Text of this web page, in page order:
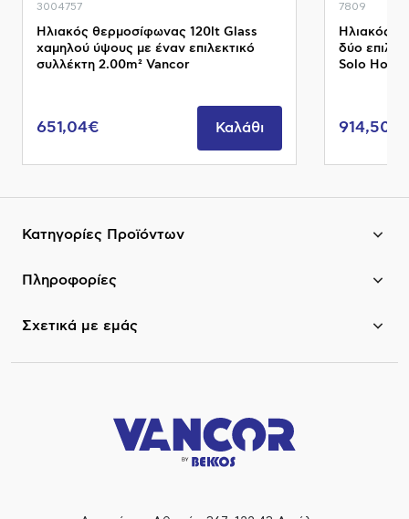
3004757
Ηλιακός θερμοσίφωνας 120lt Glass
χαμηλού ύψους με έναν επιλεκτικό
συλλέκτη 2.00m² Vancor
651,04€ Καλάθι
7809
Ηλιακός
δύο
Solo
914,50€
Κατηγορίες Προϊόντων
Πληροφορίες
Σχετικά με εμάς